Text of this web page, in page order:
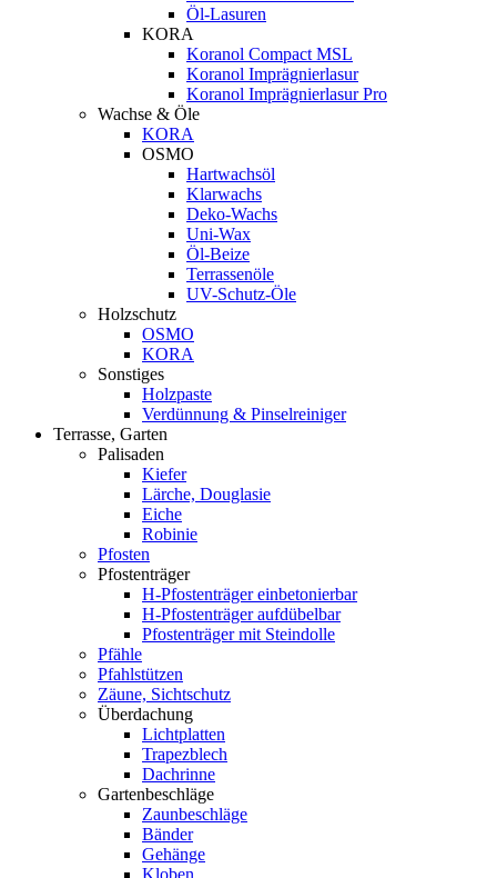
Öl-Lasuren
KORA
Koranol Compact MSL
Koranol Imprägnierlasur
Koranol Imprägnierlasur Pro
Wachse & Öle
KORA
OSMO
Hartwachsöl
Klarwachs
Deko-Wachs
Uni-Wax
Öl-Beize
Terrassenöle
UV-Schutz-Öle
Holzschutz
OSMO
KORA
Sonstiges
Holzpaste
Verdünnung & Pinselreiniger
Terrasse, Garten
Palisaden
Kiefer
Lärche, Douglasie
Eiche
Robinie
Pfosten
Pfostenträger
H-Pfostenträger einbetonierbar
H-Pfostenträger aufdübelbar
Pfostenträger mit Steindolle
Pfähle
Pfahlstützen
Zäune, Sichtschutz
Überdachung
Lichtplatten
Trapezblech
Dachrinne
Gartenbeschläge
Zaunbeschläge
Bänder
Gehänge
Kloben